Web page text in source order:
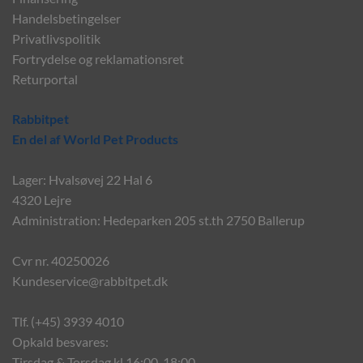
Handelsbetingelser
Privatlivspolitik
Fortrydelse og reklamationsret
Returportal
Rabbitpet
En del af World Pet Products
Lager: Hvalsøvej 22 Hal 6
4320 Lejre
Administration: Hedeparken 205 st.th 2750 Ballerup
Cvr nr. 40250026
Kundeservice@rabbitpet.dk
Tlf. (+45) 3939 4010
Opkald besvares: